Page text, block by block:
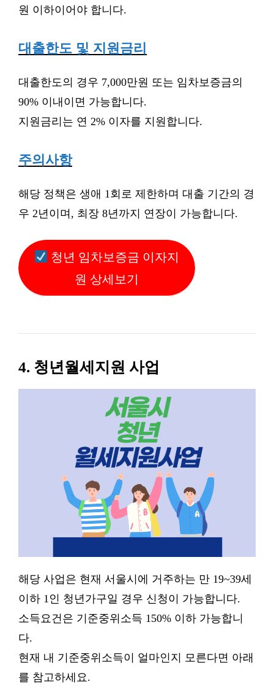
원 이하이어야 합니다.
대출한도 및 지원금리
대출한도의 경우 7,000만원 또는 임차보증금의
90% 이내이면 가능합니다.
지원금리는 연 2% 이자를 지원합니다.
주의사항
해당 정책은 생애 1회로 제한하며 대출 기간의 경
우 2년이며, 최장 8년까지 연장이 가능합니다.
청년 임차보증금 이자지
원 상세보기
4. 청년월세지원 사업
해당 사업은 현재 서울시에 거주하는 만 19~39세
이하 1인 청년가구일 경우 신청이 가능합니다.
소득요건은 기준중위소득 150% 이하 가능합니
다.
현재 내 기준중위소득이 얼마인지 모른다면 아래
를 참고하세요.